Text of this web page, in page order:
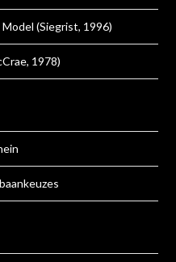
(Siegrist, 1996)
1978)